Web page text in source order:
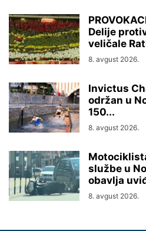
Delije
veličale
8. avgust 2026.
Invictus
održan u
150...
8. avgust 2026.
službe u
obavlja
8. avgust 2026.